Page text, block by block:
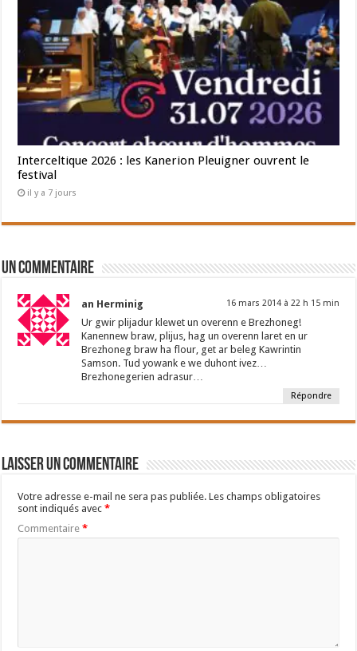
Interceltique 2026 : les Kanerion Pleuigner ouvrent le
festival
il y a 7 jours
Un commentaire
an Herminig 16 mars 2014 à 22 h 15 min
Ur gwir plijadur klewet un overenn e Brezhoneg!
Kanennew braw, plijus, hag un overenn laret en ur
Brezhoneg braw ha flour, get ar beleg Kawrintin
Samson. Tud yowank e we duhont ivez…
Brezhonegerien adrasur…
Répondre
Laisser un commentaire
Votre adresse e-mail ne sera pas publiée. Les champs obligatoires
sont indiqués avec*
Commentaire*